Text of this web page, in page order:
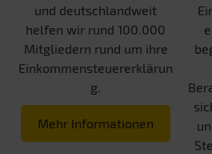
und deutschlandweit
helfen wir rund 100.000
Mitgliedern rund um ihre
Einkommensteuererklärun
g.
Mehr Informationen